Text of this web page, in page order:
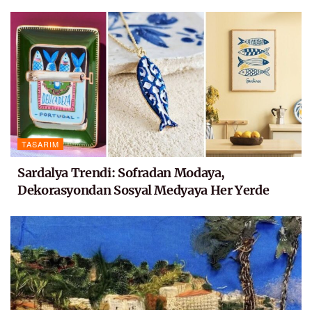
TASARIM
Sardalya Trendi: Sofradan Modaya,
Dekorasyondan Sosyal Medyaya Her Yerde